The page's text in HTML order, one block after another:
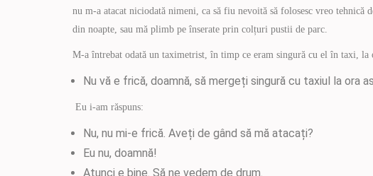
nu m-a atacat niciodată nimeni, ca să fiu nevoită să folosesc vreo
din noapte, sau mă plimb pe înserate prin colțuri pustii de parc.
M-a întrebat odată un taximetrist, în timp ce eram singură cu el în taxi, la
­Nu vă e frică, doamnă, să mergeți singură cu taxiul la ora
Eu i-am răspuns:
Nu, nu mi-e frică. Aveți de gând să mă atacați?
Eu nu, doamnă!
Atunci e bine. Să ne vedem de drum.